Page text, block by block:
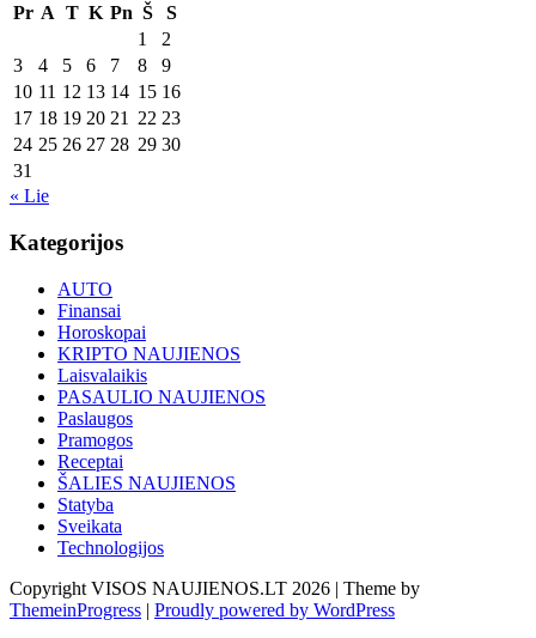
Pr A T K Pn Š
S
1
2
3
4 5 6 7 8
9
10 11 12 13 14 15 16
17 18 19 20 21 22 23
24 25 26 27 28 29 30
31
« Lie
Kategorijos
AUTO
Finansai
Horoskopai
KRIPTO NAUJIENOS
Laisvalaikis
PASAULIO NAUJIENOS
Paslaugos
Pramogos
Receptai
ŠALIES NAUJIENOS
Statyba
Sveikata
Technologijos
Copyright VISOS NAUJIENOS.LT 2026 | Theme by
ThemeinProgress | Proudly powered by WordPress